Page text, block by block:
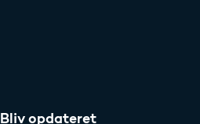
Bliv opdateret